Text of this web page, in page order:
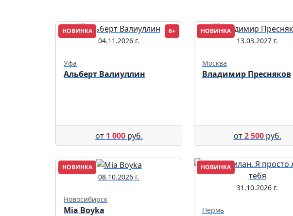
НОВИНКА 6+
04.11.2026 г.
Уфа
Альберт Валиуллин
от 1 000руб.
НОВИНКА
13.03.2027 г.
Москва
Владимир Пресняков
от2 500руб.
НОВИНКА
08.10.2026 г.
Новосибирск
Mia Boyka
НОВИНКА
31.10.2026 г.
Пермь